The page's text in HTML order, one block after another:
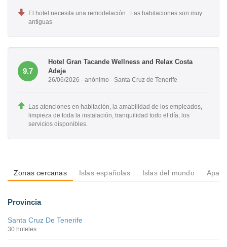
El hotel necesita una remodelación . Las habitaciones son muy
antiguas
9.7
Hotel Gran Tacande Wellness and Relax Costa
Adeje
26/06/2026 - anónimo - Santa Cruz de Tenerife
Las atenciones en habitación, la amabilidad de los empleados,
limpieza de toda la instalación, tranquilidad todo el día, los
servicios disponibles.
Zonas cercanas Islas españolas Islas del mundo
Provincia
Santa Cruz De Tenerife
30 hoteles